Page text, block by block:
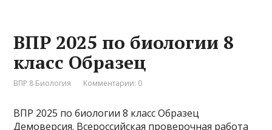
ВПР 2025 по биологии 8
класс Образец
ВПР 8 Биология Комментарии: 0
ВПР 2025 по биологии 8 класс Образец
Демоверсия. Всероссийская проверочная работа